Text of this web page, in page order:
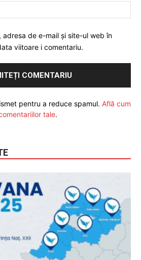
adresa de e-mail și site-ul web în
viitoare i comentariu.
pentru a reduce spamul. Află cum
tale.